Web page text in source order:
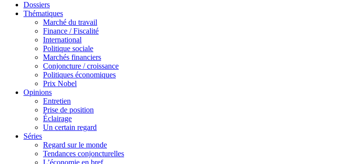
Dossiers
Thématiques
Marché du travail
Finance / Fiscalité
International
Politique sociale
Marchés financiers
Conjoncture / croissance
Politiques économiques
Prix Nobel
Opinions
Entretien
Prise de position
Éclairage
Un certain regard
Séries
Regard sur le monde
Tendances conjoncturelles
L’économie en bref